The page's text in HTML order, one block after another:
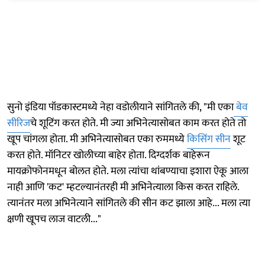
सुनो इंडिया पॉडकास्टमध्ये नेहा वडोलीयाने सांगितले की, "मी एकाबेव
सीरिजचे शूटिंग करत होते. मी ज्या अभिनेत्यासोबत काम करत होते तो
खूप चांगला होता. मी अभिनेत्यासोबत एका रुममध्येकिसिंग सीनशूट
करत होते. मॉनिटर खोलीच्या बाहेर होता. दिग्दर्शक बाहेरून
मायक्रोफोनमधून बोलत होते. मला त्यांचा थांबण्याचा इशारा ऐकू आला
नाही आणि 'कट' म्हटल्यानंतरही मी अभिनेत्याला किस करत राहिले.
त्यानंतर मला अभिनेत्याने सांगितले की सीन कट झाला आहे... मला त्या
क्षणी खूपच लाज वाटली..."